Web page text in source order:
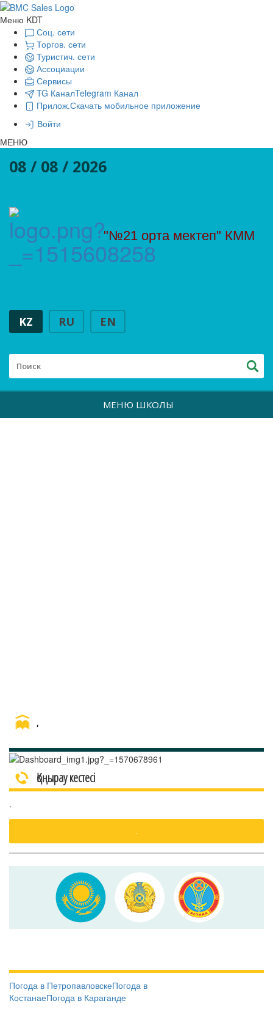
Меню KDT
Соц. сети
Торгов. сети
Туристич. сети
Ассоциации
Сервисы
TG КаналTelegram Канал
Прилож.Скачать мобильное приложение
Войти
МЕНЮ
08 / 08 / 2026
"№21 орта мектеп" КММ
KZ RU EN
МЕНЮ ШКОЛЫ
,
Қоңырау кестесі
.
.
Погода в ПетропавловскеПогода в
КостанаеПогода в Караганде